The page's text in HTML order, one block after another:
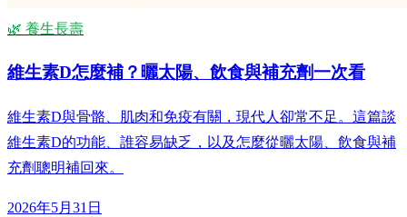
🌿 養生長壽
維生素D怎麼補？曬太陽、飲食與補充劑一次看
維生素D與骨骼、肌肉和免疫有關，現代人卻常不足。這篇談
維生素D的功能、誰容易缺乏，以及怎麼從曬太陽、飲食與補
充劑聰明補回來。
2026年5月31日